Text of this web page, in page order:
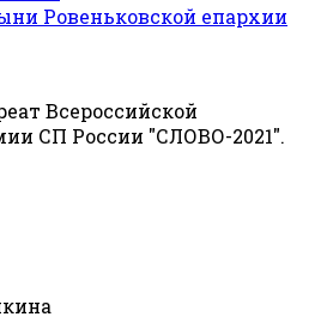
Ровеньковской епархии
Всероссийской
СП России "СЛОВО-2021".